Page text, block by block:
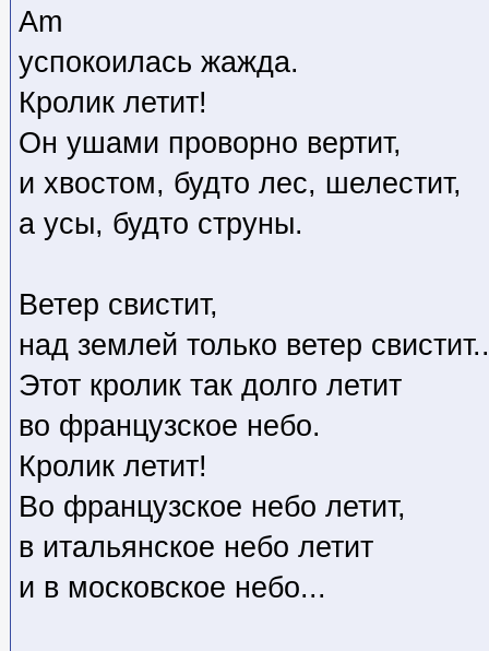
Am
успокоилась жажда.
Кролик летит!
Он ушами проворно вертит,
и хвостом, будто лес, шелестит,
а усы, будто струны.
Ветер свистит,
над землей только ветер
Этот кролик так долго летит
во французское небо.
Кролик летит!
Во французское небо летит,
в итальянское небо летит
и в московское небо...